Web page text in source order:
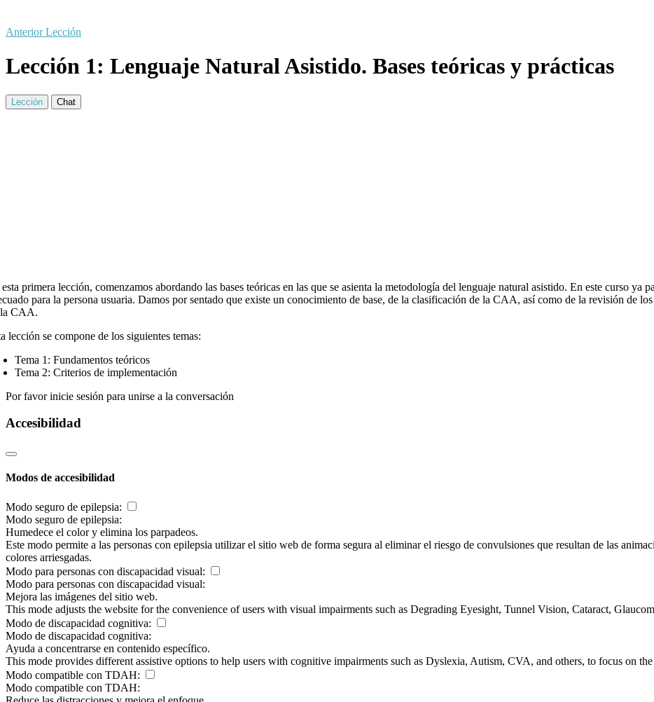
Anterior Lección
Lección 1: Lenguaje Natural Asistido. Bases teóricas y prácticas
Lección Chat
primera lección, comenzamos abordando las bases teóricas en las que se asienta la metodología del lenguaje natural asistido. En este curso
para la persona usuaria. Damos por sentado que existe un conocimiento de base, de la clasificación de la CAA, así como de la revisión de
CAA.
lección se compone de los siguientes temas:
Tema 1: Fundamentos teóricos
Tema 2: Criterios de implementación
Por favor inicie sesión para unirse a la conversación
Accesibilidad
Modos de accesibilidad
Modo seguro de epilepsia:
Modo seguro de epilepsia:
Humedece el color y elimina los parpadeos.
Este modo permite a las personas con epilepsia utilizar el sitio web de forma segura al eliminar el riesgo de convulsiones que resultan de las
colores arriesgadas.
Modo para personas con discapacidad visual:
Modo para personas con discapacidad visual:
Mejora las imágenes del sitio web.
This mode adjusts the website for the convenience of users with visual impairments such as Degrading Eyesight, Tunnel Vision, Cataract,
Modo de discapacidad cognitiva:
Modo de discapacidad cognitiva:
Ayuda a concentrarse en contenido específico.
This mode provides different assistive options to help users with cognitive impairments such as Dyslexia, Autism, CVA, and others, to focus on
Modo compatible con TDAH:
Modo compatible con TDAH: